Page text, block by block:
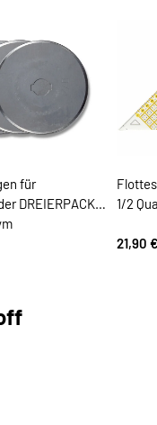
für
DREIERPACK,
1/2
21,90